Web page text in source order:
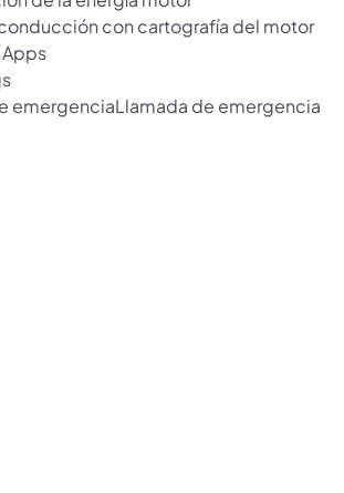
con cartografía del motor
emergenciaLlamada de emergencia